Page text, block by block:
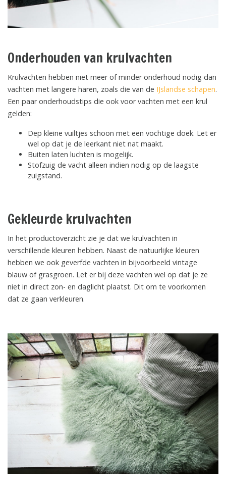
Onderhouden van krulvachten
Krulvachten hebben niet meer of minder onderhoud nodig dan
vachten met langere haren, zoals die van de IJslandse schapen.
Een paar onderhoudstips die ook voor vachten met een krul
gelden:
Dep kleine vuiltjes schoon met een vochtige doek. Let er
wel op dat je de leerkant niet nat maakt.
Buiten laten luchten is mogelijk.
Stofzuig de vacht alleen indien nodig op de laagste
zuigstand.
Gekleurde krulvachten
In het productoverzicht zie je dat we krulvachten in
verschillende kleuren hebben. Naast de natuurlijke kleuren
hebben we ook geverfde vachten in bijvoorbeeld vintage
blauw of grasgroen. Let er bij deze vachten wel op dat je ze
niet in direct zon- en daglicht plaatst. Dit om te voorkomen
dat ze gaan verkleuren.